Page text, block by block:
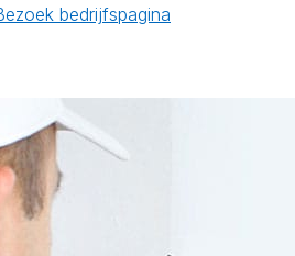
bedrijfspagina